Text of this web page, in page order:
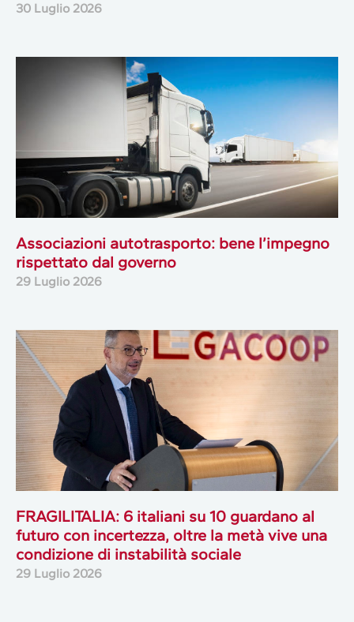
30 Luglio 2026
Associazioni autotrasporto: bene l’impegno
rispettato dal governo
29 Luglio 2026
FRAGILITALIA: 6 italiani su 10 guardano al
futuro con incertezza, oltre la metà vive una
condizione di instabilità sociale
29 Luglio 2026